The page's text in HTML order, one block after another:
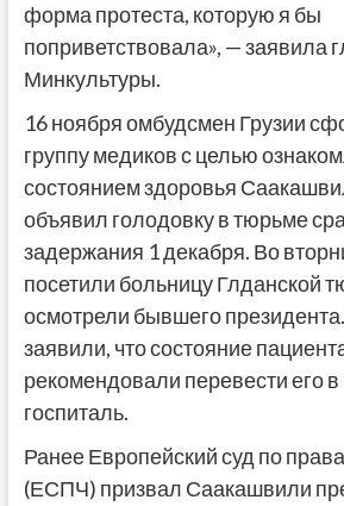
форма протеста, которую я бы
поприветствовала», — заявила
Минкультуры.
16 ноября омбудсмен Грузии
группу медиков с целью
состоянием здоровья
объявил голодовку в тюрьме
задержания 1 декабря. Во
посетили больницу Глданской
осмотрели бывшего
заявили, что состояние
рекомендовали перевести его
госпиталь.
Ранее Европейский суд по
(ЕСПЧ) призвал Саакашвили